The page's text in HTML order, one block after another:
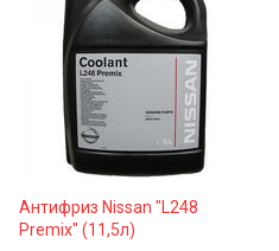
Антифриз Nissan "L248
Premix" (11,5л)